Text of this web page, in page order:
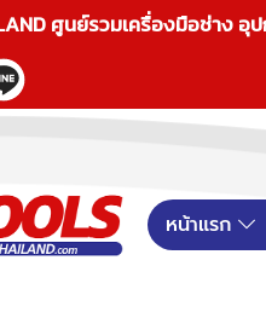
ศูนย์รวมเครื่องมือช่าง
หน้าแรก